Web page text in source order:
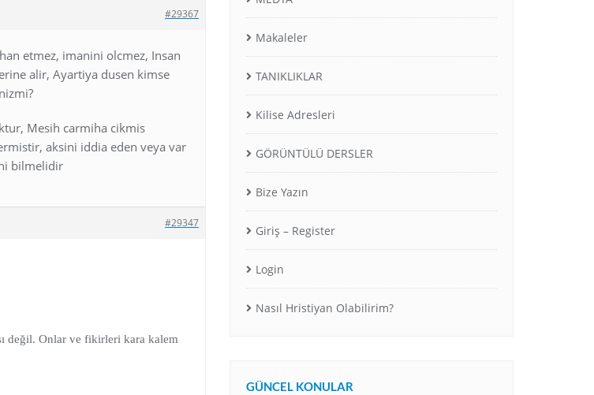
#29367
etmez, imanini olcmez, Insan
alir, Ayartiya dusen kimse
Mesih carmiha cikmis
aksini iddia eden veya var
bilmelidir
#29347
değil. Onlar ve fikirleri kara kalem
Makaleler
TANIKLIKLAR
Kilise Adresleri
GÖRÜNTÜLÜ DERSLER
Bize Yazın
Giriş – Register
Login
Nasıl Hristiyan Olabilirim?
GÜNCEL KONULAR